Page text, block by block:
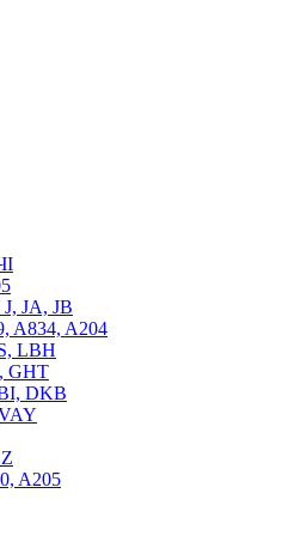
JA, JB
A834, A204
LBH
GHT
DKB
A205